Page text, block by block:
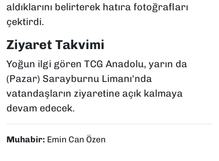
aldıklarını belirterek hatıra fotoğrafları
çektirdi.
Ziyaret Takvimi
Yoğun ilgi gören TCG Anadolu, yarın da
(Pazar) Sarayburnu Limanı'nda
vatandaşların ziyaretine açık kalmaya
devam edecek.
Muhabir: Emin Can Özen